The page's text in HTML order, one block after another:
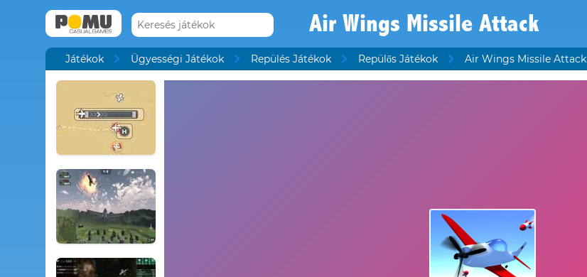
Air Wings Missile Attack
Játékok Ügyességi Játékok Repülés Játékok Repülős Játékok Air Wings Missile Attack